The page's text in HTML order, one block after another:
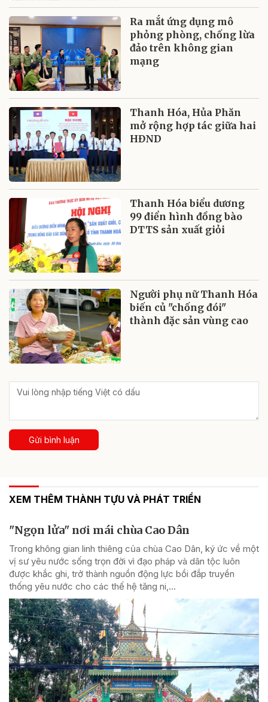
Ra mắt ứng dụng mô
phỏng phòng, chống lừa
đảo trên không gian
mạng
Thanh Hóa, Hủa Phăn
mở rộng hợp tác giữa hai
HĐND
Thanh Hóa biểu dương
99 điển hình đồng bào
DTTS sản xuất giỏi
Người phụ nữ Thanh Hóa
biến củ "chống đói"
thành đặc sản vùng cao
Gửi bình luận
XEM THÊM THÀNH TỰU VÀ PHÁT TRIỂN
"Ngọn lửa" nơi mái chùa Cao Dân
Trong không gian linh thiêng của chùa Cao Dân, ký ức về một
vị sư yêu nước sống trọn đời vì đạo pháp và dân tộc luôn
được khắc ghi, trở thành nguồn động lực bồi đắp truyền
thống yêu nước cho các thế hệ tăng ni,...